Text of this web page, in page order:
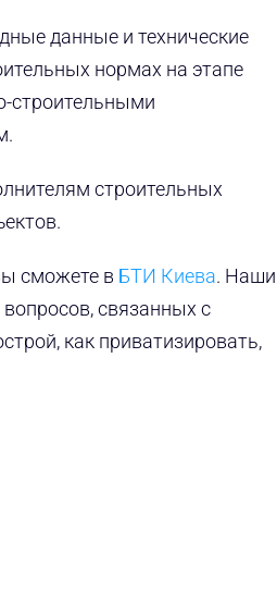
данные и технические
нормах на этапе
строительными
строительных
сможете в БТИ Киева. Наши
связанных с
как приватизировать,